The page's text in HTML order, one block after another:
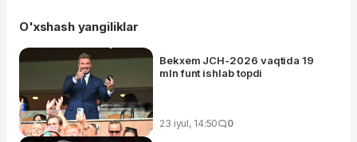
O'xshash yangiliklar
Bekxem JCH-2026 vaqtida 19
mln funt ishlab topdi
23 iyul, 14:50 0